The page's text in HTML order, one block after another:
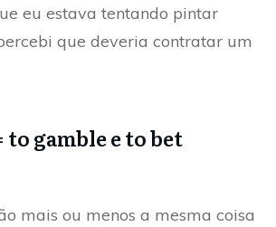
eu estava tentando pintar
que deveria contratar um
to gamble e to bet
mais ou menos a mesma coisa